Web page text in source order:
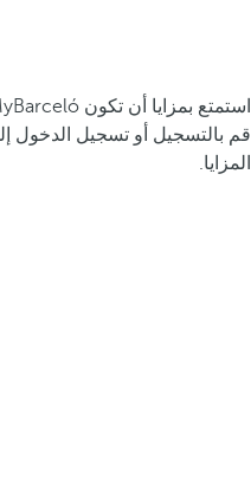
استمتع بمزايا أن تكون MyBarceló
قم بالتسجيل أو تسجيل الدخول
المزايا.